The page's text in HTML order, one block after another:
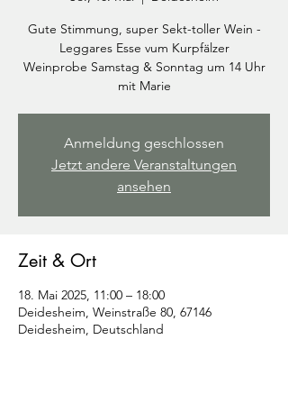
Gute Stimmung, super Sekt-toller Wein -
Leggares Esse vum Kurpfälzer
Weinprobe Samstag & Sonntag um 14 Uhr
mit Marie
Anmeldung geschlossen
Jetzt andere Veranstaltungen
ansehen
Zeit & Ort
18. Mai 2025, 11:00 – 18:00
Deidesheim, Weinstraße 80, 67146
Deidesheim, Deutschland